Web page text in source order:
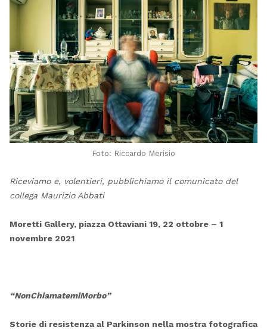
Foto: Riccardo Merisio
Riceviamo e, volentieri, pubblichiamo il comunicato del
collega Maurizio Abbati
Moretti Gallery, piazza Ottaviani 19, 22 ottobre – 1
novembre 2021
“NonChiamatemiMorbo”
Storie di resistenza al Parkinson nella mostra fotografica